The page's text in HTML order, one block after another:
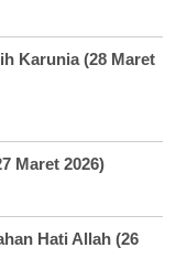
Karunia (28 Maret
Maret 2026)
Hati Allah (26